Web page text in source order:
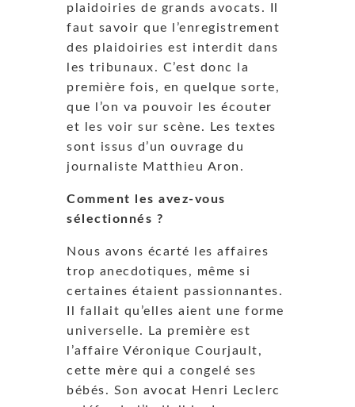
plaidoiries de grands avocats. Il
faut savoir que l’enregistrement
des plaidoiries est interdit dans
les tribunaux. C’est donc la
première fois, en quelque sorte,
que l’on va pouvoir les écouter
et les voir sur scène. Les textes
sont issus d’un ouvrage du
journaliste Matthieu Aron.
Comment les avez-vous
sélectionnés ?
Nous avons écarté les affaires
trop anecdotiques, même si
certaines étaient passionnantes.
Il fallait qu’elles aient une forme
universelle. La première est
l’affaire Véronique Courjault,
cette mère qui a congelé ses
bébés. Son avocat Henri Leclerc